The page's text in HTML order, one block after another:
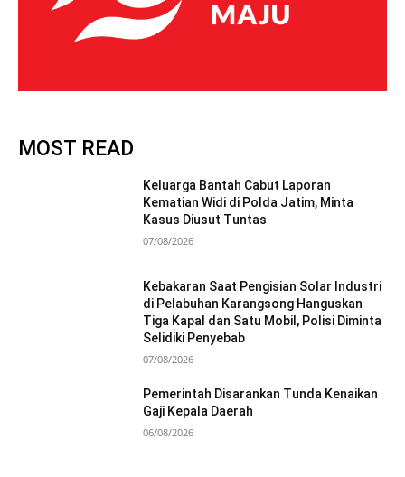
MOST READ
Keluarga Bantah Cabut Laporan
Kematian Widi di Polda Jatim, Minta
Kasus Diusut Tuntas
07/08/2026
Kebakaran Saat Pengisian Solar Industri
di Pelabuhan Karangsong Hanguskan
Tiga Kapal dan Satu Mobil, Polisi Diminta
Selidiki Penyebab
07/08/2026
Pemerintah Disarankan Tunda Kenaikan
Gaji Kepala Daerah
06/08/2026